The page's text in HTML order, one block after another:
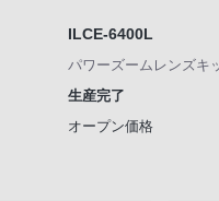
ILCE-6400L
パワーズームレンズキ
生産完了
オープン価格